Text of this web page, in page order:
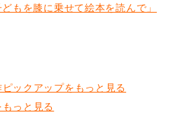
もを膝に乗せて絵本を読んで」
ックアップをもっと見る
っと見る